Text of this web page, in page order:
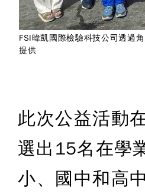
FSI暐凱國際檢驗科技公司透過
提供
此次公益活動
選出15名在學
小、國中和高